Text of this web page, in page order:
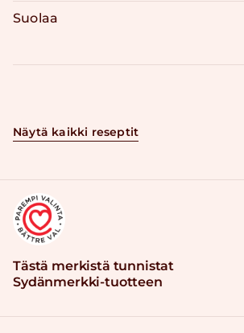
Suolaa
Näytä kaikki reseptit
Tästä merkistä tunnistat
Sydänmerkki-tuotteen